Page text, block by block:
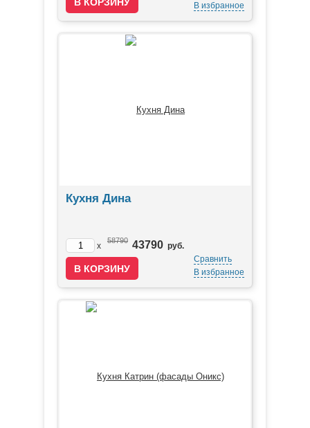
В избранное
Кухня Дина
x
58790 43790 руб.
Сравнить
В избранное